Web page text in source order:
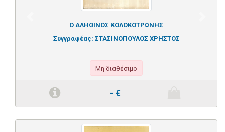
Ο ΑΛΗΘΙΝΟΣ ΚΟΛΟΚΟΤΡΩΝΗΣ
Συγγραφέας: ΣΤΑΣΙΝΟΠΟΥΛΟΣ ΧΡΗΣΤΟΣ
Μη διαθέσιμο
- €